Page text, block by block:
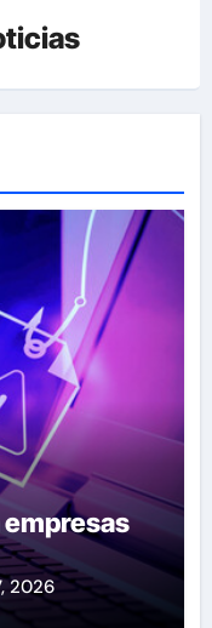
empresas
2026